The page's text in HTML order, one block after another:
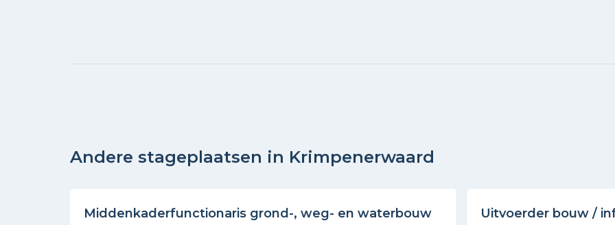
Andere stageplaatsen in Krimpenerwaard
Middenkaderfunctionaris grond-, weg- en waterbouw Uitvoerder bouw /